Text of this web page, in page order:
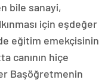
bile sanayi,
için eşdeğer
eğitim emekçisinin
canının hiçe
Başöğretmenin